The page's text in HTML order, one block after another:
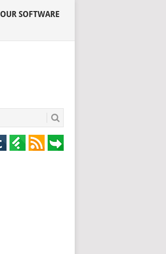
OUR SOFTWARE